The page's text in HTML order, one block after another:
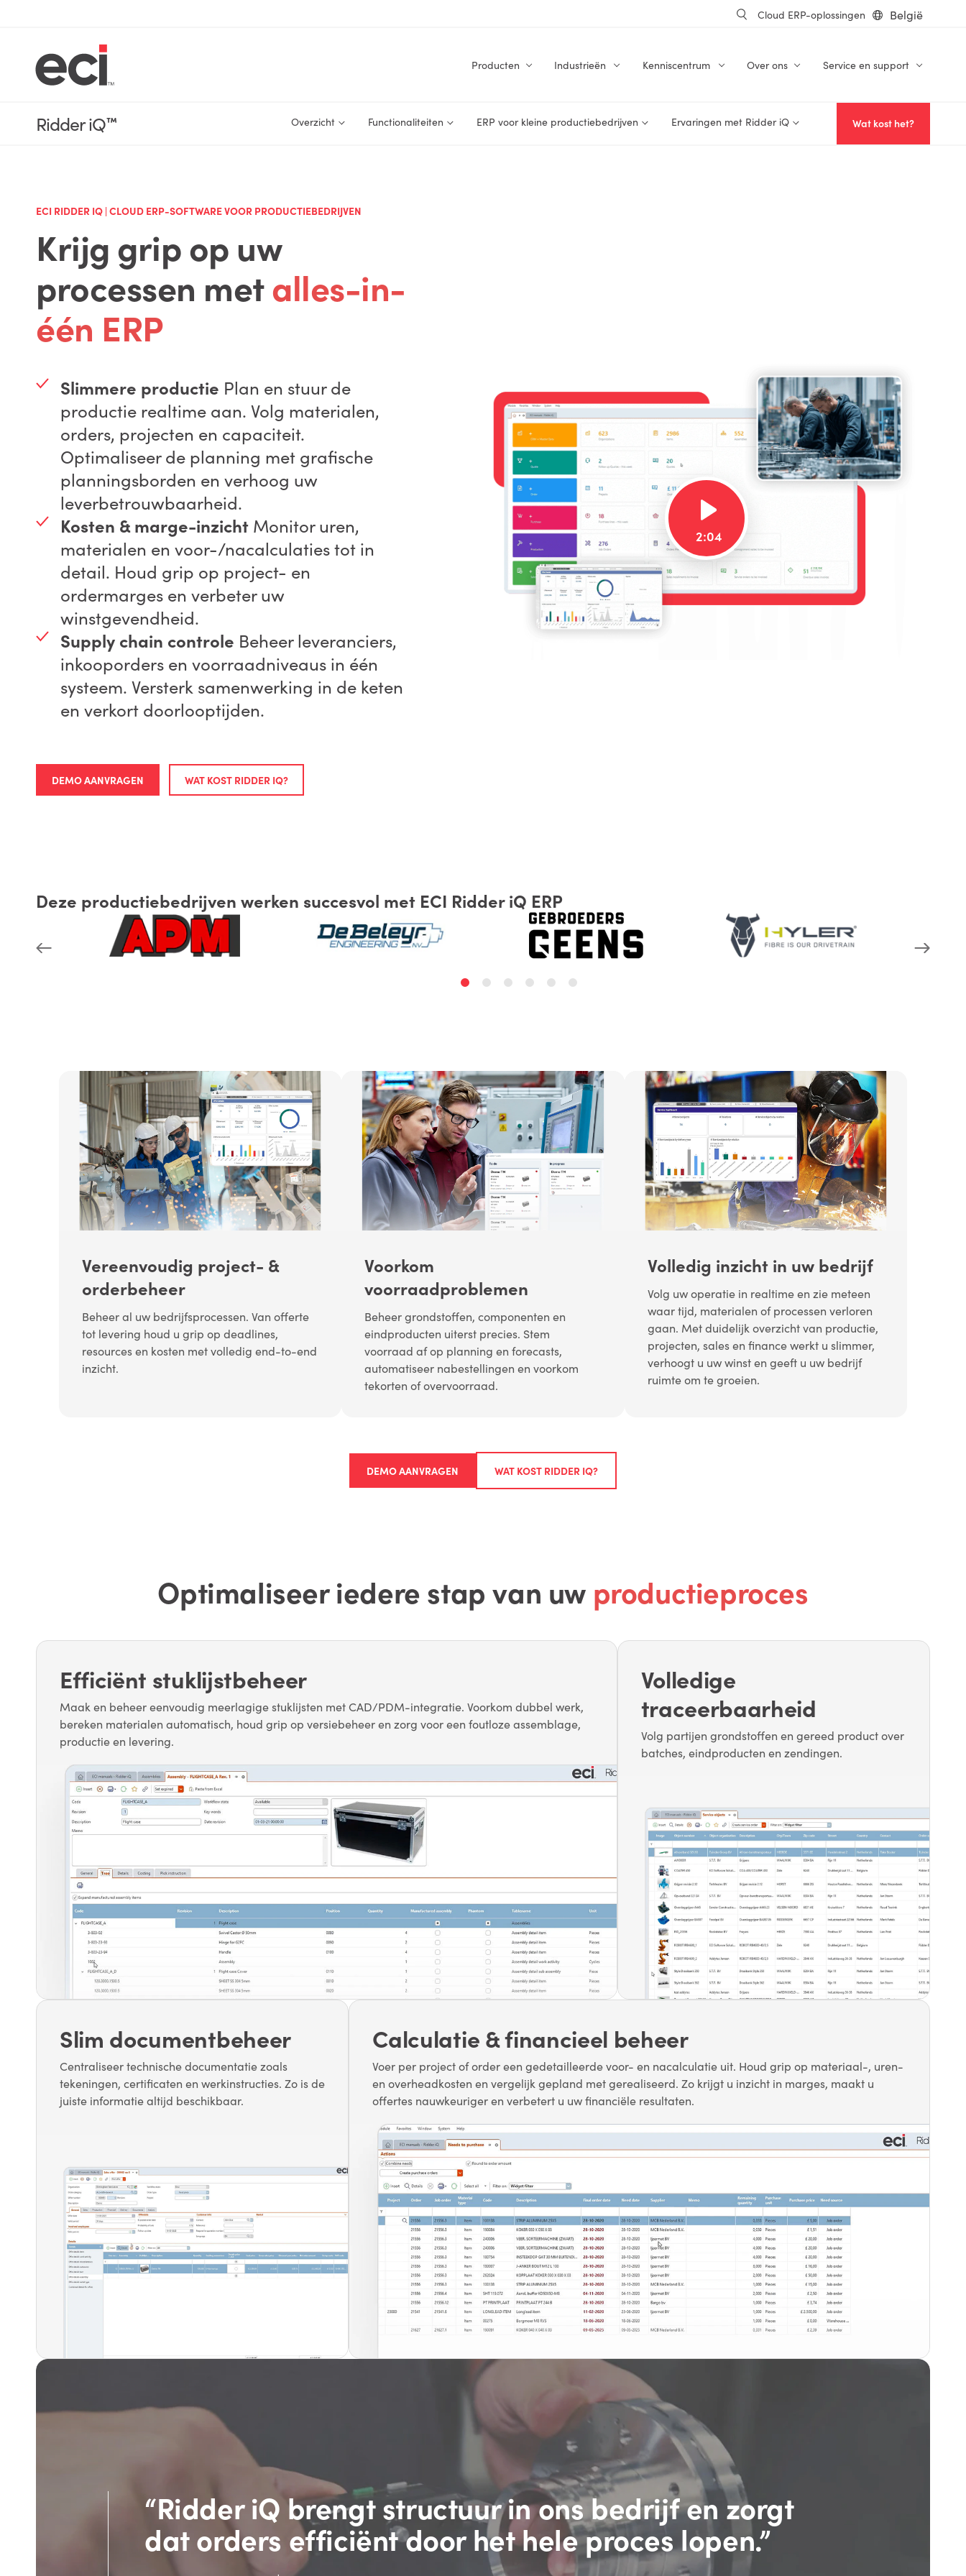
Cloud ERP-oplossingen België
Producten Industrieën Kenniscentrum Over ons Service en support
Ridder iQ™ Overzicht Functionaliteiten ERP voor kleine productiebedrijven Ervaringen met Ridder iQ Wat kost het?
ECI RIDDER IQ | CLOUD ERP-SOFTWARE VOOR PRODUCTIEBEDRIJVEN
Krijg grip op uw
processen metalles-in-
één ERP
Slimmere productie Plan en stuur de
productie realtime aan. Volg materialen,
orders, projecten en capaciteit.
Optimaliseer de planning met grafische
planningsborden en verhoog uw
leverbetrouwbaarheid.
Kosten & marge-inzicht Monitor uren,
materialen en voor-/nacalculaties tot in
detail. Houd grip op project- en
ordermarges en verbeter uw
winstgevendheid.
Supply chain controle Beheer leveranciers,
inkooporders en voorraadniveaus in één
systeem. Versterk samenwerking in de keten
en verkort doorlooptijden.
DEMO AANVRAGEN WAT KOST RIDDER IQ?
Deze productiebedrijven werken succesvol met ECI Ridder iQ ERP
Vereenvoudig project- &
orderbeheer
Beheer al uw bedrijfsprocessen. Van offerte
tot levering houd u grip op deadlines,
resources en kosten met volledig end-to-end
inzicht.
Voorkom
voorraadproblemen
Beheer grondstoffen, componenten en
eindproducten uiterst precies. Stem
voorraad af op planning en forecasts,
automatiseer nabestellingen en voorkom
tekorten of overvoorraad.
Volledig inzicht in uw bedrijf
Volg uw operatie in realtime en zie meteen
waar tijd, materialen of processen verloren
gaan. Met duidelijk overzicht van productie,
projecten, sales en finance werkt u slimmer,
verhoogt u uw winst en geeft u uw bedrijf
ruimte om te groeien.
DEMO AANVRAGEN WAT KOST RIDDER IQ?
Optimaliseer iedere stap van uw productieproces
Efficiënt stuklijstbeheer
Maak en beheer eenvoudig meerlagige stuklijsten met CAD/PDM-integratie. Voorkom dubbel werk,
bereken materialen automatisch, houd grip op versiebeheer en zorg voor een foutloze assemblage,
productie en levering.
Volledige
traceerbaarheid
Volg partijen grondstoffen en gereed product over
batches, eindproducten en zendingen.
Slim documentbeheer
Centraliseer technische documentatie zoals
tekeningen, certificaten en werkinstructies. Zo is de
juiste informatie altijd beschikbaar.
Calculatie & financieel beheer
Voer per project of order een gedetailleerde voor- en nacalculatie uit. Houd grip op materiaal-, uren-
en overheadkosten en vergelijk gepland met gerealiseerd. Zo krijgt u inzicht in marges, maakt u
offertes nauwkeuriger en verbetert u uw financiële resultaten.
“Ridder iQ brengt structuur in ons bedrijf en zorgt
dat orders efficiënt door het hele proces lopen.”